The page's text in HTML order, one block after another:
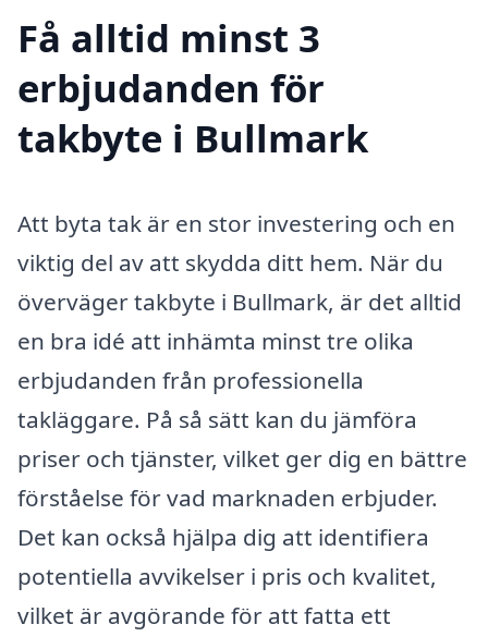
Få alltid minst 3
erbjudanden för
takbyte i Bullmark
Att byta tak är en stor investering och en
viktig del av att skydda ditt hem. När du
överväger takbyte i Bullmark, är det alltid
en bra idé att inhämta minst tre olika
erbjudanden från professionella
takläggare. På så sätt kan du jämföra
priser och tjänster, vilket ger dig en bättre
förståelse för vad marknaden erbjuder.
Det kan också hjälpa dig att identifiera
potentiella avvikelser i pris och kvalitet,
vilket är avgörande för att fatta ett